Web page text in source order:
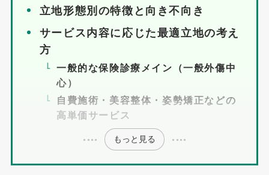
立地形態別の特徴と向き不向き
サービス内容に応じた最適立地の考え
方
一般的な保険診療メイン（一般外傷中
心）
自費施術・美容整体・姿勢矯正などの
高単価サービス
もっと見る